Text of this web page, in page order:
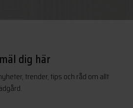
dig här
trender, tips och råd om allt